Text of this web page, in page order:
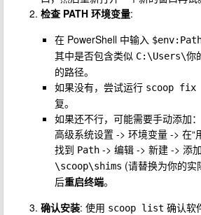
检查 PATH 环境变量:
在 PowerShell 中输入
其中是否包含类似 C:\Users\你
的路径。
如果没有，尝试运行 scoop fix
复。
如果还不行，可能需要手动添加
高级系统设置 -> 环境变量 -> 在“
找到 Path -> 编辑 -> 新建 -> 添加
\scoop\shims (请替换为你的
后重启终端。
确认安装: 使用 scoop list 确认软